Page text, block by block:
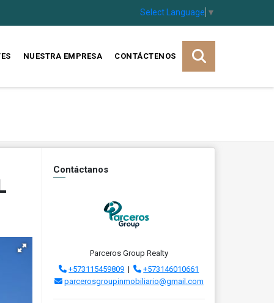
Select Language ▼
NUESTRA EMPRESA CONTÁCTENOS
Contáctanos
Parceros Group Realty
+573115459809 |
+573146010661
parcerosgroupinmobiliario@gmail.com